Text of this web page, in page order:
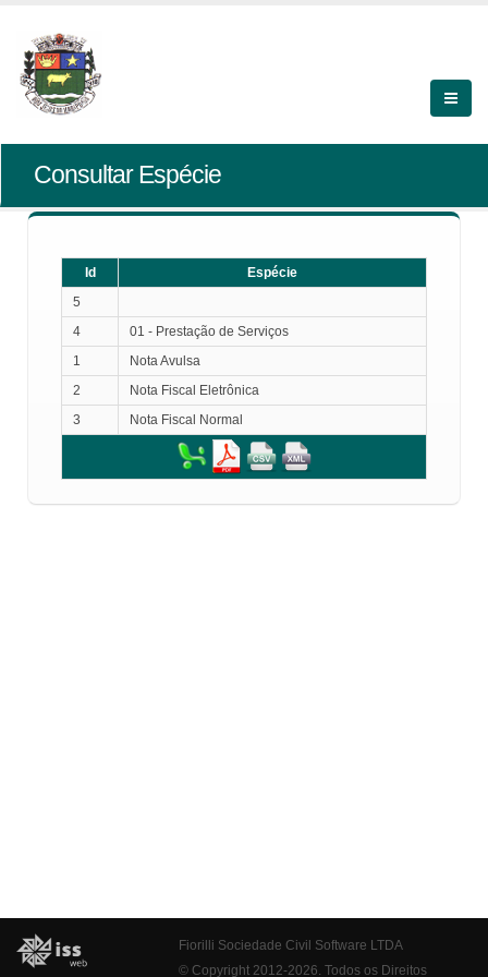
Consultar Espécie
Id
Espécie
5
4
01 - Prestação de Serviços
1
Nota Avulsa
2
Nota Fiscal Eletrônica
3
Nota Fiscal Normal
Fiorilli Sociedade Civil Software LTDA
© Copyright 2012-2026. Todos os Direitos